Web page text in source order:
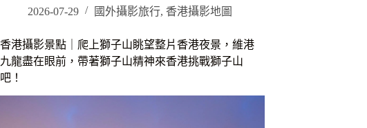
2026-07-29 國外攝影旅行, 香港攝影地圖
香港攝影景點｜爬上獅子山眺望整片香港夜景，維港
九龍盡在眼前，帶著獅子山精神來香港挑戰獅子山
吧！